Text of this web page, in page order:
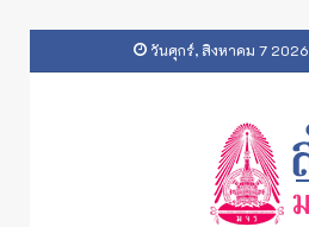
วันศุกร์, สิงหาคม 7 2026